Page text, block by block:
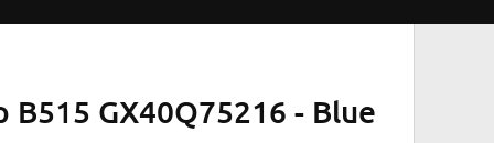
GX40Q75216 - Blue